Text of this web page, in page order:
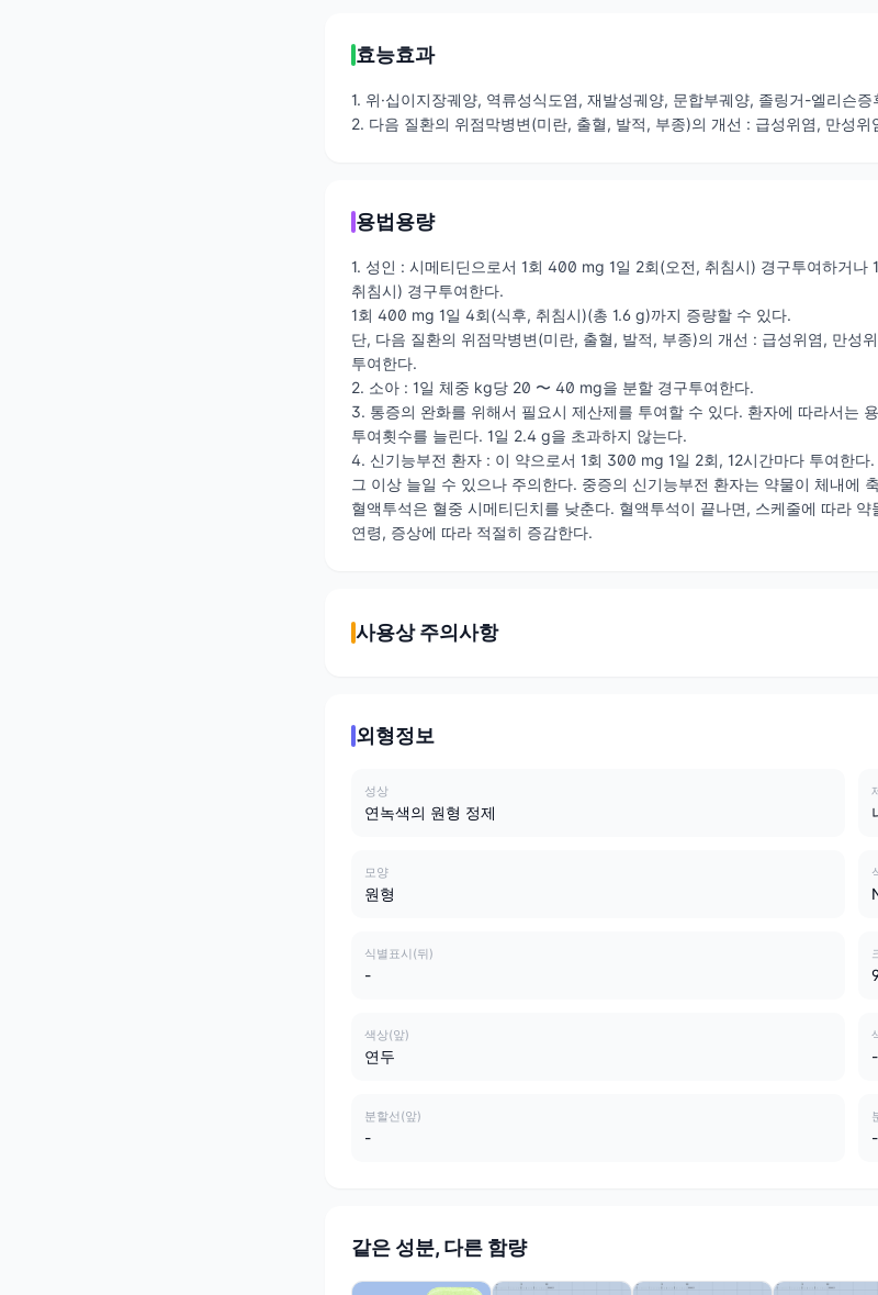
효능효과
1. 위·십이지장궤양, 역류성식도염, 재발성궤양, 문합부궤양, 졸링거-엘리슨증
2. 다음 질환의 위점막병변(미란, 출혈, 발적, 부종)의 개선 : 급성위염, 만성위
용법용량
1. 성인 : 시메티딘으로서 1회 400 mg 1일 2회(오전, 취침시) 경구투여하거
취침시) 경구투여한다.
1회 400 mg 1일 4회(식후, 취침시)(총 1.6 g)까지 증량할 수 있다.
단, 다음 질환의 위점막병변(미란, 출혈, 발적, 부종)의 개선 : 급성위염, 만성
투여한다.
2. 소아 : 1일 체중 kg당 20 〜 40 mg을 분할 경구투여한다.
3. 통증의 완화를 위해서 필요시 제산제를 투여할 수 있다. 환자에 따라서는
투여횟수를 늘린다. 1일 2.4 g을 초과하지 않는다.
4. 신기능부전 환자 : 이 약으로서 1회 300 mg 1일 2회, 12시간마다 투여한
그 이상 늘일 수 있으나 주의한다. 중증의 신기능부전 환자는 약물이 체내에
혈액투석은 혈중 시메티딘치를 낮춘다. 혈액투석이 끝나면, 스케줄에 따라 약
연령, 증상에 따라 적절히 증감한다.
사용상 주의사항
외형정보
성상
연녹색의 원형 정제
모양
원형
식별표시(뒤)
-
색상(앞)
연두 -
분할선(앞)
- -
같은 성분, 다른 함량